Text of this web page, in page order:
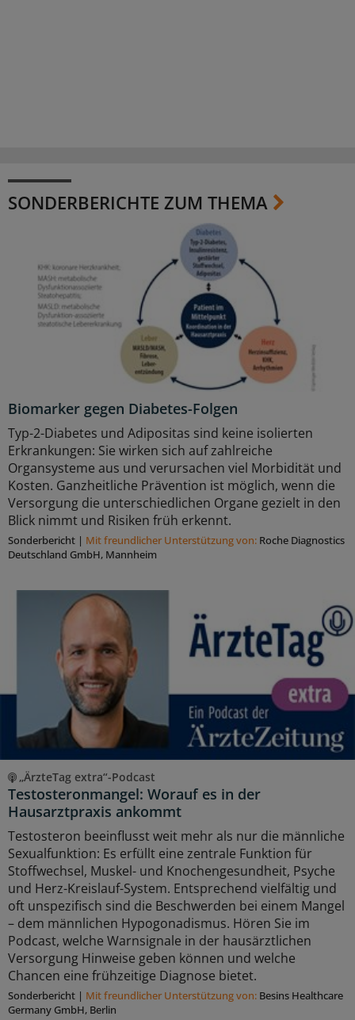
SONDERBERICHTE ZUM THEMA
Biomarker gegen Diabetes-Folgen
Typ-2-Diabetes und Adipositas sind keine isolierten
Erkrankungen: Sie wirken sich auf zahlreiche
Organsysteme aus und verursachen viel Morbidität und
Kosten. Ganzheitliche Prävention ist möglich, wenn die
Versorgung die unterschiedlichen Organe gezielt in den
Blick nimmt und Risiken früh erkennt.
Sonderbericht | Mit freundlicher Unterstützung von: Roche Diagnostics
Deutschland GmbH, Mannheim
„ÄrzteTag extra“-Podcast
Testosteronmangel: Worauf es in der
Hausarztpraxis ankommt
Testosteron beeinflusst weit mehr als nur die männliche
Sexualfunktion: Es erfüllt eine zentrale Funktion für
Stoffwechsel, Muskel- und Knochengesundheit, Psyche
und Herz-Kreislauf-System. Entsprechend vielfältig und
oft unspezifisch sind die Beschwerden bei einem Mangel
– dem männlichen Hypogonadismus. Hören Sie im
Podcast, welche Warnsignale in der hausärztlichen
Versorgung Hinweise geben können und welche
Chancen eine frühzeitige Diagnose bietet.
Sonderbericht | Mit freundlicher Unterstützung von: Besins Healthcare
Germany GmbH, Berlin